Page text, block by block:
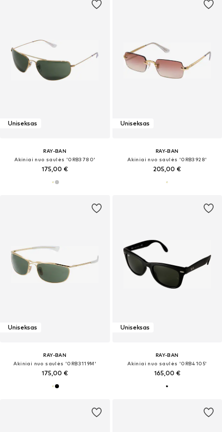
Uniseksas
RAY-BAN
Akiniai nuo saulės '0RB3780'
175,00 €
Uniseksas
RAY-BAN
Akiniai nuo saulės '0RB3928'
205,00 €
Uniseksas
RAY-BAN
Akiniai nuo saulės '0RB3119M'
175,00 €
Uniseksas
RAY-BAN
Akiniai nuo saulės '0RB4105'
165,00 €